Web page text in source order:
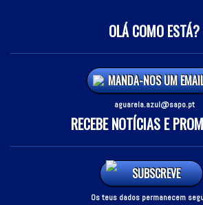
OLÁ COMO ESTÁ?
MANDA-NOS UM
aguarela.azul@sapo.pt
RECEBE NOTÍCIAS E
SUBSCREVE
Os teus dados permanecem